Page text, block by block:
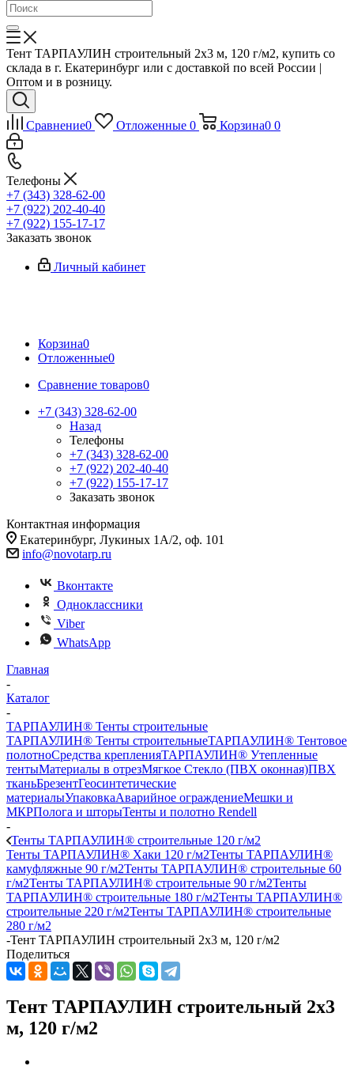
Тент ТАРПАУЛИН строительный 2х3 м, 120 г/м2, купить со
склада в г. Екатеринбург или с доставкой по всей России |
Оптом и в розницу.
Сравнение0 Отложенные 0 Корзина0 0
Телефоны
+7 (343) 328-62-00
+7 (922) 202-40-40
+7 (922) 155-17-17
Заказать звонок
Личный кабинет
Корзина0
Отложенные0
Сравнение товаров0
+7 (343) 328-62-00
Назад
Телефоны
+7 (343) 328-62-00
+7 (922) 202-40-40
+7 (922) 155-17-17
Заказать звонок
Контактная информация
Екатеринбург, Лукиных 1А/2, оф. 101
info@novotarp.ru
Вконтакте
Одноклассники
Viber
WhatsApp
Главная
-
Каталог
-
ТАРПАУЛИН® Тенты строительные
ТАРПАУЛИН® Тенты строительныеТАРПАУЛИН® Тентовое
полотноСредства крепленияТАРПАУЛИН® Утепленные
тентыМатериалы в отрезМягкое Стекло (ПВХ оконная)ПВХ
тканьБрезентГеосинтетические
материалыУпаковкаАварийное ограждениеМешки и
МКРПолога и шторыТенты и полотно Rendell
-
Тенты ТАРПАУЛИН® строительные 120 г/м2
Тенты ТАРПАУЛИН® Хаки 120 г/м2Тенты ТАРПАУЛИН®
камуфляжные 90 г/м2Тенты ТАРПАУЛИН® строительные 60
г/м2Тенты ТАРПАУЛИН® строительные 90 г/м2Тенты
ТАРПАУЛИН® строительные 180 г/м2Тенты ТАРПАУЛИН®
строительные 220 г/м2Тенты ТАРПАУЛИН® строительные
280 г/м2
-Тент ТАРПАУЛИН строительный 2х3 м, 120 г/м2
Поделиться
Тент ТАРПАУЛИН строительный 2х3
м, 120 г/м2